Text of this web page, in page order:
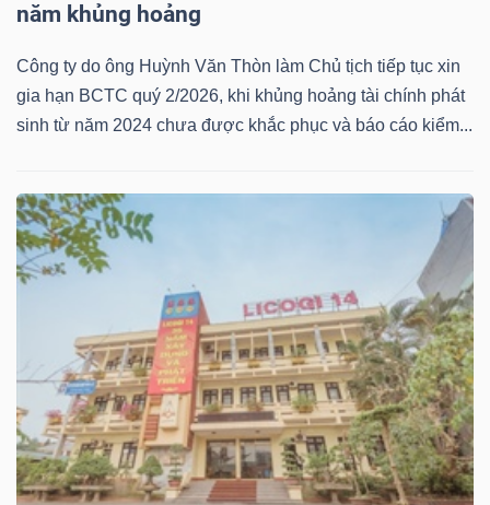
năm khủng hoảng
Công ty do ông Huỳnh Văn Thòn làm Chủ tịch tiếp tục xin
gia hạn BCTC quý 2/2026, khi khủng hoảng tài chính phát
sinh từ năm 2024 chưa được khắc phục và báo cáo kiểm...